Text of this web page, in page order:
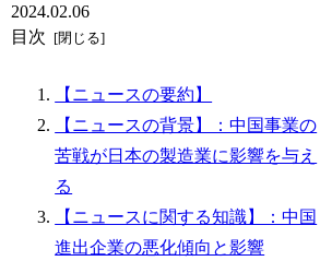
2024.02.06
目次
【ニュースの要約】
【ニュースの背景】：中国事業の
苦戦が日本の製造業に影響を与え
る
【ニュースに関する知識】：中国
進出企業の悪化傾向と影響